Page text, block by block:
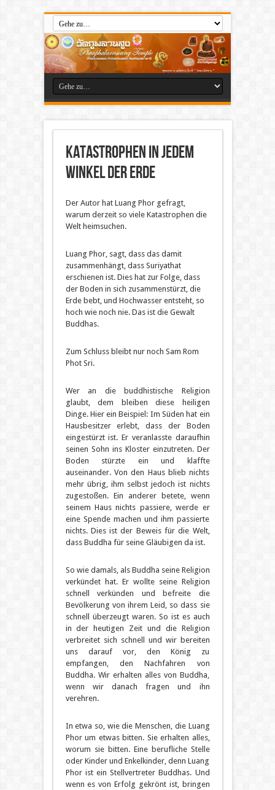
Katastrophen in jedem
Winkel der Erde
Der Autor hat Luang Phor gefragt,
warum derzeit so viele Katastrophen die
Welt heimsuchen.
Luang Phor, sagt, dass das damit
zusammenhängt, dass Suriyathat
erschienen ist. Dies hat zur Folge, dass
der Boden in sich zusammenstürzt, die
Erde bebt, und Hochwasser entsteht, so
hoch wie noch nie. Das ist die Gewalt
Buddhas.
Zum Schluss bleibt nur noch Sam Rom
Phot Sri.
Wer an die buddhistische Religion
glaubt, dem bleiben diese heiligen
Dinge. Hier ein Beispiel: Im Süden hat ein
Hausbesitzer erlebt, dass der Boden
eingestürzt ist. Er veranlasste daraufhin
seinen Sohn ins Kloster einzutreten. Der
Boden stürzte ein und klaffte
auseinander. Von den Haus blieb nichts
mehr übrig, ihm selbst jedoch ist nichts
zugestoßen. Ein anderer betete, wenn
seinem Haus nichts passiere, werde er
eine Spende machen und ihm passierte
nichts. Dies ist der Beweis für die Welt,
dass Buddha für seine Gläubigen da ist.
So wie damals, als Buddha seine Religion
verkündet hat. Er wollte seine Religion
schnell verkünden und befreite die
Bevölkerung von ihrem Leid, so dass sie
schnell überzeugt waren. So ist es auch
in der heutigen Zeit und die Religion
verbreitet sich schnell und wir bereiten
uns darauf vor, den König zu
empfangen, den Nachfahren von
Buddha. Wir erhalten alles von Buddha,
wenn wir danach fragen und ihn
verehren.
In etwa so, wie die Menschen, die Luang
Phor um etwas bitten. Sie erhalten alles,
worum sie bitten. Eine berufliche Stelle
oder Kinder und Enkelkinder, denn Luang
Phor ist ein Stellvertreter Buddhas. Und
wenn es von Erfolg gekrönt ist, bringen